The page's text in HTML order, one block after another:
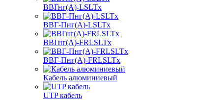
ВВГнг(А)-LSLTx
ВВГ-Пнг(А)-LSLTx
ВВГнг(А)-FRLSLTx
ВВГ-Пнг(А)-FRLSLTx
Кабель алюминиевый
UTP кабель